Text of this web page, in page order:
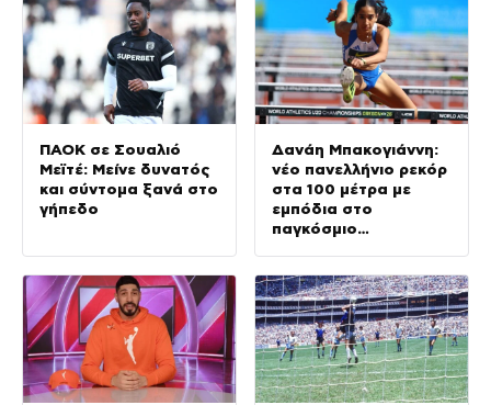
ΠΑΟΚ σε Σουαλιό
Μεϊτέ: Μείνε δυνατός
και σύντομα ξανά στο
γήπεδο
Δανάη Μπακογιάννη:
νέο πανελλήνιο ρεκόρ
στα 100 μέτρα με
εμπόδια στο
παγκόσμιο